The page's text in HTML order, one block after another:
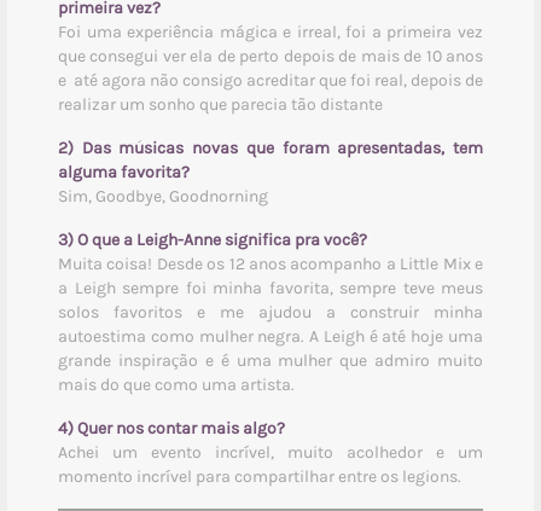
primeira vez?
Foi uma experiência mágica e irreal, foi a primeira vez
que consegui ver ela de perto depois de mais de 10 anos
e até agora não consigo acreditar que foi real, depois de
realizar um sonho que parecia tão distante
2) Das músicas novas que foram apresentadas, tem
alguma favorita?
Sim, Goodbye, Goodnorning
3) O que a Leigh-Anne significa pra você?
Muita coisa! Desde os 12 anos acompanho a Little Mix e
a Leigh sempre foi minha favorita, sempre teve meus
solos favoritos e me ajudou a construir minha
autoestima como mulher negra. A Leigh é até hoje uma
grande inspiração e é uma mulher que admiro muito
mais do que como uma artista.
4) Quer nos contar mais algo?
Achei um evento incrível, muito acolhedor e um
momento incrível para compartilhar entre os legions.